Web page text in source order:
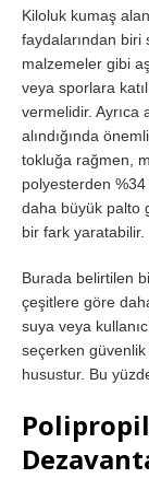
Kiloluk kumaş
faydalarından biri
malzemeler gibi
veya sporlara
vermelidir. Ayrıca
alındığında
tokluğa rağmen,
polyesterden
daha büyük palto
bir fark yaratabilir.
Burada belirtilen
çeşitlere göre daha
suya veya
seçerken güvenlik
husustur. Bu